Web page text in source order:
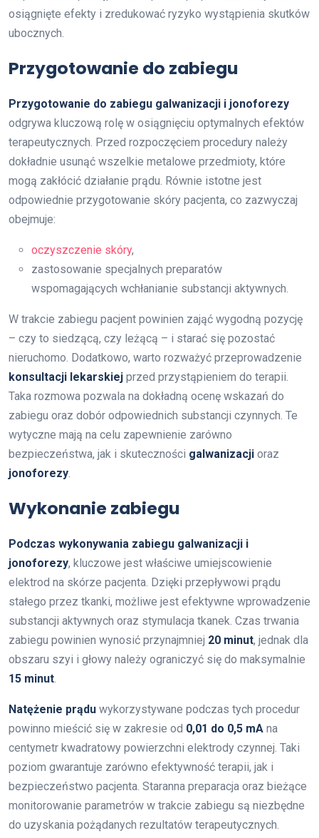
osiągnięte efekty i zredukować ryzyko wystąpienia skutków
ubocznych.
Przygotowanie do zabiegu
Przygotowanie do zabiegu galwanizacji i jonoforezy
odgrywa kluczową rolę w osiągnięciu optymalnych efektów
terapeutycznych. Przed rozpoczęciem procedury należy
dokładnie usunąć wszelkie metalowe przedmioty, które
mogą zakłócić działanie prądu. Równie istotne jest
odpowiednie przygotowanie skóry pacjenta, co zazwyczaj
obejmuje:
oczyszczenie skóry,
zastosowanie specjalnych preparatów
wspomagających wchłanianie substancji aktywnych.
W trakcie zabiegu pacjent powinien zająć wygodną pozycję
– czy to siedzącą, czy leżącą – i starać się pozostać
nieruchomo. Dodatkowo, warto rozważyć przeprowadzenie
konsultacji lekarskiej przed przystąpieniem do terapii.
Taka rozmowa pozwala na dokładną ocenę wskazań do
zabiegu oraz dobór odpowiednich substancji czynnych. Te
wytyczne mają na celu zapewnienie zarówno
bezpieczeństwa, jak i skuteczności galwanizacji oraz
jonoforezy.
Wykonanie zabiegu
Podczas wykonywania zabiegu galwanizacji i
jonoforezy, kluczowe jest właściwe umiejscowienie
elektrod na skórze pacjenta. Dzięki przepływowi prądu
stałego przez tkanki, możliwe jest efektywne wprowadzenie
substancji aktywnych oraz stymulacja tkanek. Czas trwania
zabiegu powinien wynosić przynajmniej 20 minut, jednak dla
obszaru szyi i głowy należy ograniczyć się do maksymalnie
15 minut.
Natężenie prądu wykorzystywane podczas tych procedur
powinno mieścić się w zakresie od 0,01 do 0,5 mA na
centymetr kwadratowy powierzchni elektrody czynnej. Taki
poziom gwarantuje zarówno efektywność terapii, jak i
bezpieczeństwo pacjenta. Staranna preparacja oraz bieżące
monitorowanie parametrów w trakcie zabiegu są niezbędne
do uzyskania pożądanych rezultatów terapeutycznych.